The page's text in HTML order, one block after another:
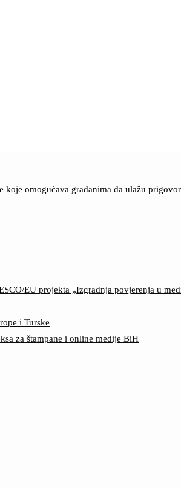
omogućava građanima da ulažu
EU projekta „Izgradnja povjerenja u
i Turske
za štampane i online medije BiH